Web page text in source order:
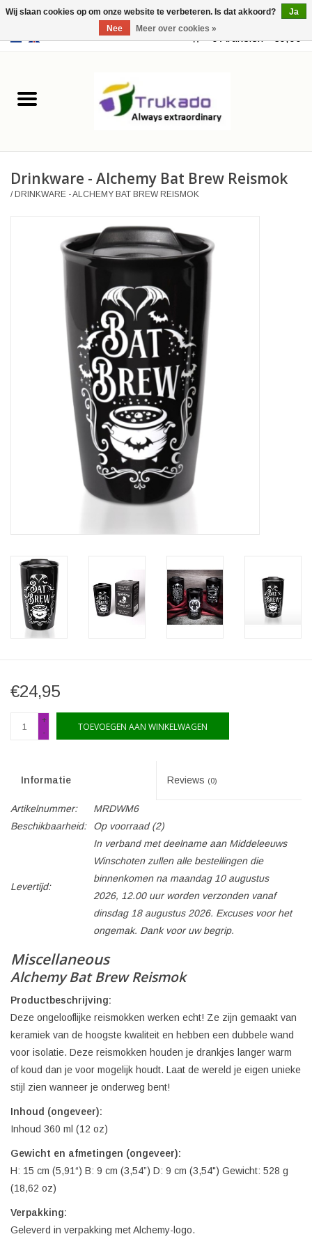
USD 0 Artikelen - €0,00
Leer
Merchandise
Gothic Steampunk
Veronese Design
Giftware & Lifestyle &
Drinkware - Alchemy Bat Brew Reismok
/DRINKWARE - ALCHEMY BAT BREW REISMOK
€24,95
+
-
TOEVOEGEN AAN WINKELWAGEN
Informatie Reviews (0)
Artikelnummer:
MRDWM6
Beschikbaarheid:
Op voorraad(2)
Levertijd:
In verband met deelname aan Middeleeuws
Winschoten zullen alle bestellingen die
binnenkomen na maandag 10 augustus
2026, 12.00 uur worden verzonden vanaf
dinsdag 18 augustus 2026. Excuses voor het
ongemak. Dank voor uw begrip.
Miscellaneous
Alchemy Bat Brew Reismok
Productbeschrijving:
Deze ongelooflijke reismokken werken echt! Ze zijn gemaakt van
keramiek van de hoogste kwaliteit en hebben een dubbele wand
voor isolatie. Deze reismokken houden je drankjes langer warm
of koud dan je voor mogelijk houdt. Laat de wereld je eigen unieke
stijl zien wanneer je onderweg bent!
Inhoud (ongeveer):
Inhoud 360 ml (12 oz)
Gewicht en afmetingen (ongeveer):
H: 15 cm (5,91“) B: 9 cm (3,54”) D: 9 cm (3,54") Gewicht: 528 g
(18,62 oz)
Verpakking:
Geleverd in verpakking met Alchemy-logo.
Wij slaan cookies op om onze website te verbeteren. Is dat akkoord?
Ja
Nee
Meer over cookies »